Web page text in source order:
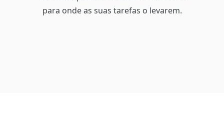
para onde as suas tarefas o levarem.